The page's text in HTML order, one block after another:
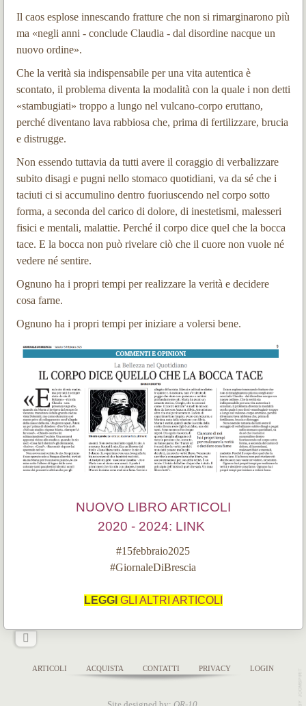
Il caos esplose innescando fratture che non si rimarginarono più
ma «negli anni - conclude Claudia - dal disordine nacque un
nuovo ordine».
Che la verità sia indispensabile per una vita autentica è
scontato, il problema diventa la modalità con la quale i non detti
«stambugiati» troppo a lungo nel vulcano-corpo eruttano,
perché diventano lava rabbiosa che, prima di fertilizzare, brucia
e distrugge.
Non essendo tuttavia da tutti avere il coraggio di verbalizzare
subito disagi e pugni nello stomaco quotidiani, va da sé che i
taciuti ci si accumulino dentro fuoriuscendo nel corpo sotto
forma, a seconda del carico di dolore, di inestetismi, malesseri
fisici e mentali, malattie. Perché il corpo dice quel che la bocca
tace. E la bocca non può rivelare ciò che il cuore non vuole né
vedere né sentire.
Ognuno ha i propri tempi per realizzare la verità e decidere
cosa farne.
Ognuno ha i propri tempi per iniziare a volersi bene.
NUOVO LIBRO ARTICOLI
2020 - 2024: LINK
#15febbraio2025
#GiornaleDiBrescia
LEGGI GLI ALTRI ARTICOLI
ARTICOLI ACQUISTA CONTATTI PRIVACY LOGIN